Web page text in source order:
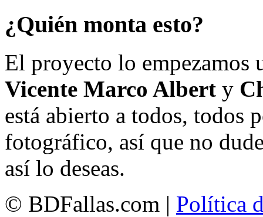
¿Quién monta esto?
El proyecto lo empezamos
Vicente Marco Albert y
está abierto a todos, todos
fotográfico, así que no
así lo deseas.
© BDFallas.com | Política